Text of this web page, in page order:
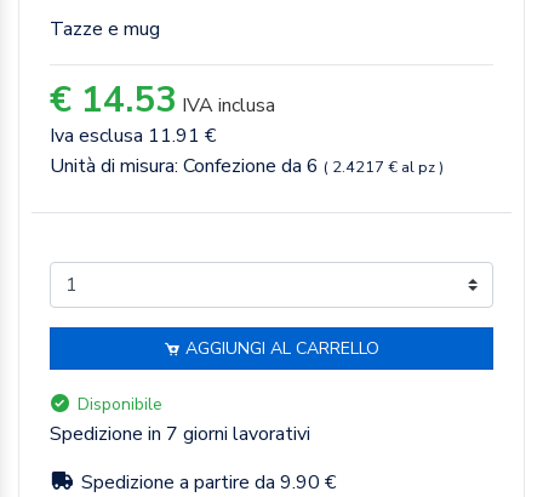
Tazze e mug
€ 14.53 IVA inclusa
Iva esclusa 11.91 €
Unità di misura: Confezione da 6 ( 2.4217 € al pz )
AGGIUNGI AL CARRELLO
Disponibile
Spedizione in 7 giorni lavorativi
Spedizione a partire da 9.90 €